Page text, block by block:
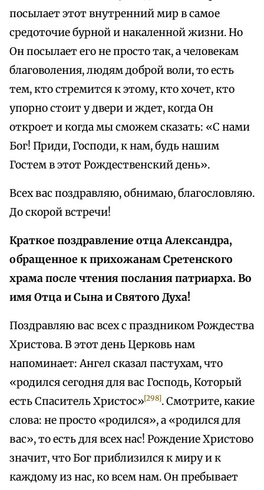
посылает этот внутренний мир в самое
средоточие бурной и накаленной жизни. Но
Он посылает его не просто так, а человекам
благоволения, людям доброй воли, то есть
тем, кто стремится к этому, кто хочет, кто
упорно стоит у двери и ждет, когда Он
откроет и когда мы сможем сказать: «С нами
Бог! Приди, Господи, к нам, будь нашим
Гостем в этот Рождественский день».
Всех вас поздравляю, обнимаю, благословляю.
До скорой встречи!
Краткое поздравление отца Александра,
обращенное к прихожанам Сретенского
храма после чтения послания патриарха. Во
имя Отца и Сына и Святого Духа!
Поздравляю вас всех с праздником Рождества
Христова. В этот день Церковь нам
напоминает: Ангел сказал пастухам, что
«родился сегодня для вас Господь, Который
есть Спаситель Христос»[298]. Смотрите, какие
слова: не просто «родился», а «родился для
вас», то есть для всех нас! Рождение Христово
значит, что Бог приблизился к миру и к
каждому из нас, ко всем нам. Он пребывает